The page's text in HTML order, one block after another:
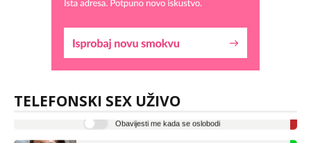
TELEFONSKI SEX UŽIVO
Lucija
tel:0,93€ - mob:1,12€ min